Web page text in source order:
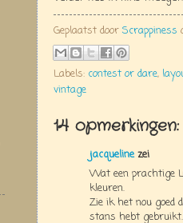
Geplaatst door Scrappiness
Labels: contest or dare,
vintage
14 opmerkingen:
jacquelinezei
Wat een prachtige
kleuren.
Zie ik het nou goed
stans hebt